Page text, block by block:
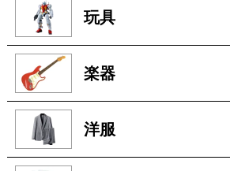
洋服
ピアノ
無線機